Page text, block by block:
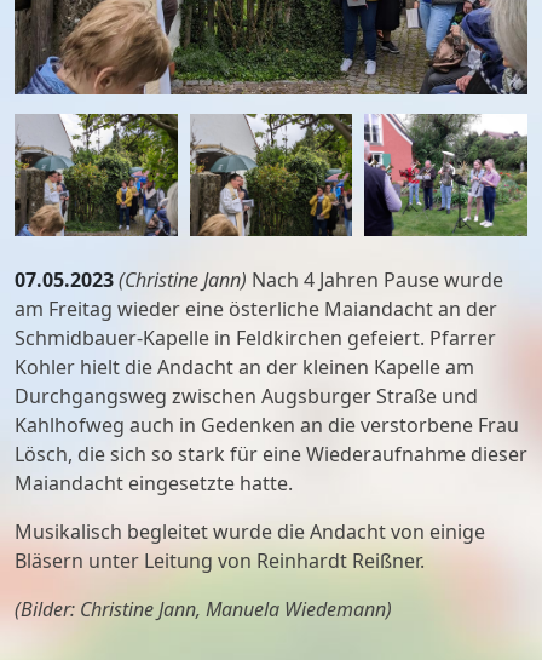
07.05.2023(Christine Jann) Nach 4 Jahren Pause wurde
am Freitag wieder eine österliche Maiandacht an der
Schmidbauer-Kapelle in Feldkirchen gefeiert. Pfarrer
Kohler hielt die Andacht an der kleinen Kapelle am
Durchgangsweg zwischen Augsburger Straße und
Kahlhofweg auch in Gedenken an die verstorbene Frau
Lösch, die sich so stark für eine Wiederaufnahme dieser
Maiandacht eingesetzte hatte.
Musikalisch begleitet wurde die Andacht von einige
Bläsern unter Leitung von Reinhardt Reißner.
(Bilder: Christine Jann, Manuela Wiedemann)